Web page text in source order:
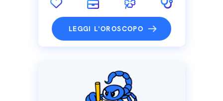
LEGGI L'OROSCOPO